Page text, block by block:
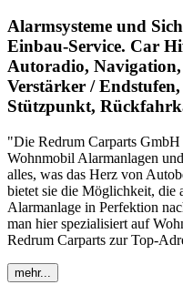
Alarmsysteme und
Einbau-Service. Car
Autoradio,
Verstärker /
Stützpunkt,
"Die Redrum Carparts
Wohnmobil Alarmanlagen
alles, was das Herz von
bietet sie die Möglichkeit, die
Alarmanlage in Perfektion
man hier spezialisiert auf
Redrum Carparts zur Top-
mehr...